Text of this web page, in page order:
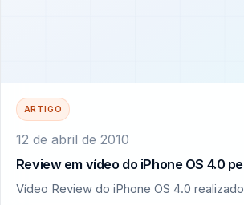
ARTIGO
12 de abril de 2010
Review em vídeo do iPhone OS 4.0
Vídeo Review do iPhone OS 4.0